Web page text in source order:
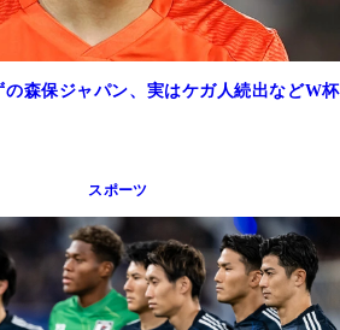
の森保ジャパン、実はケガ人続出などW杯
スポーツ